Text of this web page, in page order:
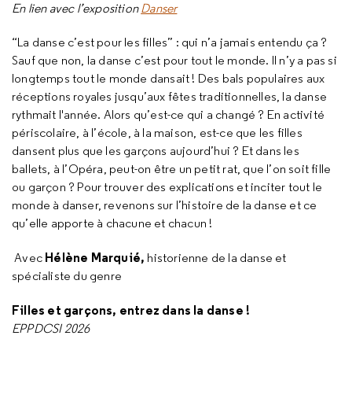
En lien avec l’expositionDanser
“La danse c’est pour les filles” : qui n’a jamais entendu ça ?
Sauf que non, la danse c’est pour tout le monde. Il n’y a pas si
longtemps tout le monde dansait ! Des bals populaires aux
réceptions royales jusqu’aux fêtes traditionnelles, la danse
rythmait l'année. Alors qu’est-ce qui a changé ? En activité
périscolaire, à l’école, à la maison, est-ce que les filles
dansent plus que les garçons aujourd’hui ? Et dans les
ballets, à l’Opéra, peut-on être un petit rat, que l’on soit fille
ou garçon ? Pour trouver des explications et inciter tout le
monde à danser, revenons sur l’histoire de la danse et ce
qu’elle apporte à chacune et chacun !
Avec Hélène Marquié, historienne de la danse et
spécialiste du genre
Filles et garçons, entrez dans la danse !
EPPDCSI 2026